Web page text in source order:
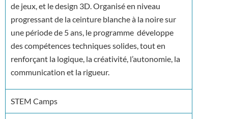
de jeux, et le design 3D. Organisé en niveau
progressant de la ceinture blanche à la noire sur
une période de 5 ans, le programme développe
des compétences techniques solides, tout en
renforçant la logique, la créativité, l’autonomie, la
communication et la rigueur.
STEM Camps